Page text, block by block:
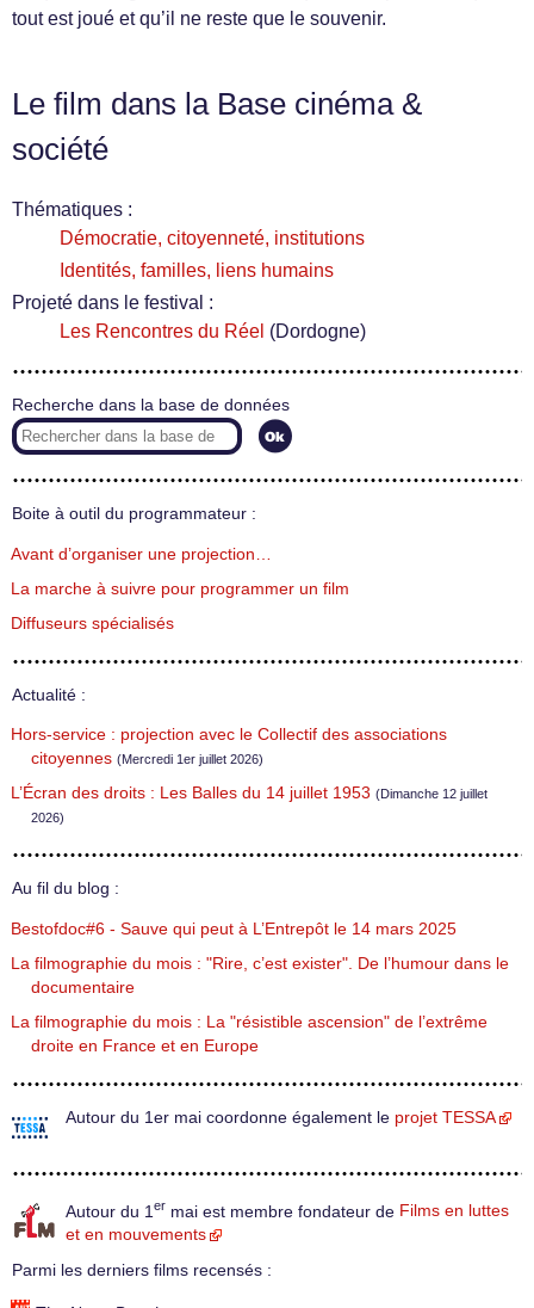
tout est joué et qu’il ne reste que le souvenir.
Le film dans la Base cinéma &
société
Thématiques :
Démocratie, citoyenneté, institutions
Identités, familles, liens humains
Projeté dans le festival :
Les Rencontres du Réel (Dordogne)
Recherche dans la base de données
Boite à outil du programmateur :
Avant d’organiser une projection…
La marche à suivre pour programmer un film
Diffuseurs spécialisés
Actualité :
Hors-service : projection avec le Collectif des associations
citoyennes (Mercredi 1er juillet 2026)
L’Écran des droits : Les Balles du 14 juillet 1953 (Dimanche 12 juillet
2026)
Au fil du blog :
Bestofdoc#6 - Sauve qui peut à L’Entrepôt le 14 mars 2025
La filmographie du mois : "Rire, c’est exister". De l’humour dans le
documentaire
La filmographie du mois : La "résistible ascension" de l’extrême
droite en France et en Europe
Autour du 1er mai coordonne également le projet TESSA
Autour du 1 er mai est membre fondateur de Films en luttes
et en mouvements
Parmi les derniers films recensés :